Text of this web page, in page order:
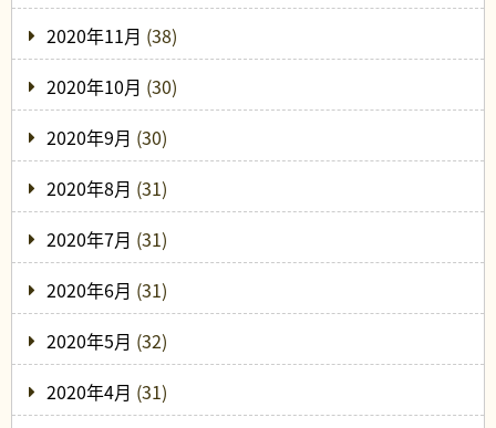
2020年11月 (38)
2020年10月 (30)
2020年9月 (30)
2020年8月 (31)
2020年7月 (31)
2020年6月 (31)
2020年5月 (32)
2020年4月 (31)